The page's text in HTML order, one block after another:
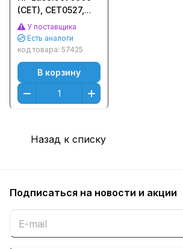
(CET), CET0527,
CET0527R
У поставщика
Есть аналоги
код товара: 57425
В корзину
Назад к списку
Подписаться на новости и акции